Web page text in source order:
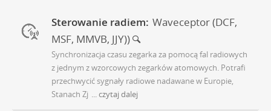
Sterowanie radiem: Waveceptor (DCF,
MSF, MMVB, JJY))
Synchronizacja czasu zegarka za pomocą fal radiowych
z jednym z wzorcowych zegarków atomowych. Potrafi
przechwycić sygnały radiowe nadawane w Europie,
Stanach Zj ... czytaj dalej